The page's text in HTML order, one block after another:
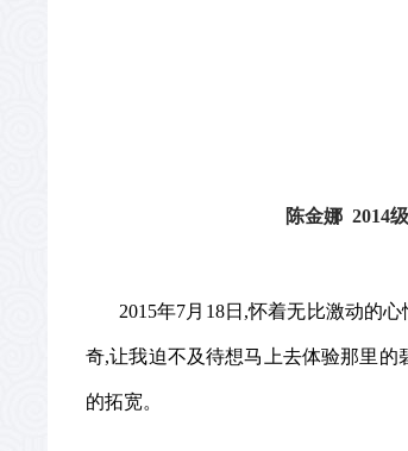
陈金娜 2014级
2015年7月 18日 ,怀着无比激动的心
奇,让我迫不及待想马上去体验那里的
的拓宽。